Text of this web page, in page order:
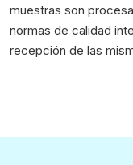
muestras son
normas de calidad
recepción de las